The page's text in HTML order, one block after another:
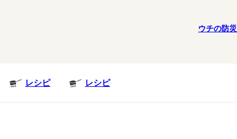
ウチの防災
レシピ レシピ